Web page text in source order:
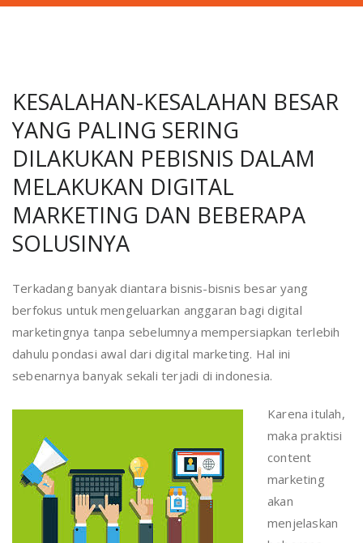
KESALAHAN-KESALAHAN BESAR
YANG PALING SERING
DILAKUKAN PEBISNIS DALAM
MELAKUKAN DIGITAL
MARKETING DAN BEBERAPA
SOLUSINYA
Terkadang banyak diantara bisnis-bisnis besar yang
berfokus untuk mengeluarkan anggaran bagi digital
marketingnya tanpa sebelumnya mempersiapkan terlebih
dahulu pondasi awal dari digital marketing. Hal ini
sebenarnya banyak sekali terjadi di indonesia.
Karena itulah,
maka praktisi
content
marketing
akan
menjelaskan